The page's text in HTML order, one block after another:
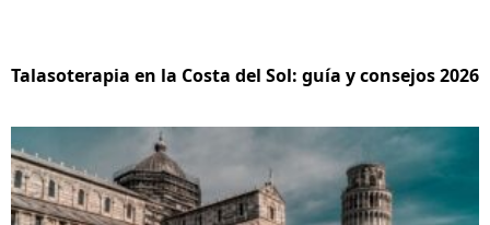
Talasoterapia en la Costa del Sol: guía y consejos 2026